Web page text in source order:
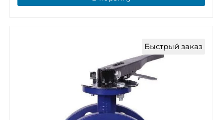
Быстрый заказ